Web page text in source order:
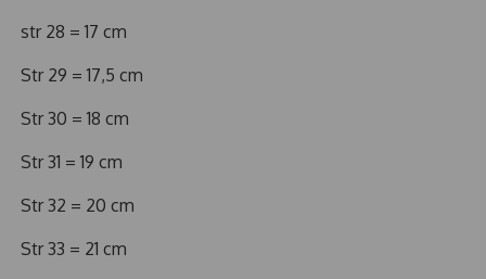
str 28 = 17 cm
Str 29 = 17,5 cm
Str 30 = 18 cm
Str 31 = 19 cm
Str 32 = 20 cm
Str 33 = 21 cm